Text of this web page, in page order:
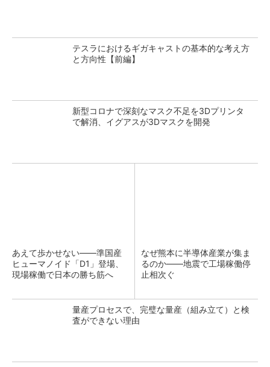
テスラにおけるギガキャストの基本的な考え方
と方向性【前編】
新型コロナで深刻なマスク不足を3Dプリンタ
で解消、イグアスが3Dマスクを開発
あえて歩かせない――準国産
ヒューマノイド「D1」登場、
現場稼働で日本の勝ち筋へ
なぜ熊本に半導体産業が集ま
るのか――地震で工場稼働停
止相次ぐ
量産プロセスで、完璧な量産（組み立て）と検
査ができない理由